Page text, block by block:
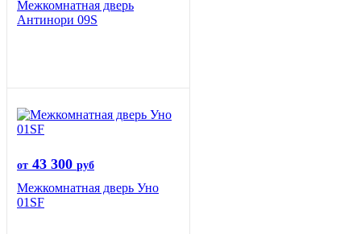
Межкомнатная дверь
Антинори 09S
от 43 300 руб
Межкомнатная дверь Уно
01SF